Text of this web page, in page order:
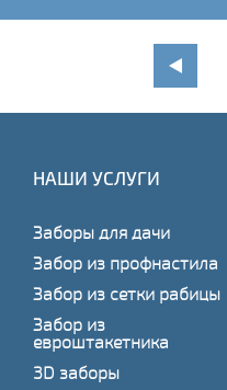
НАШИ УСЛУГИ
Заборы для дачи
Забор из профнастила
Забор из сетки рабицы
Забор из
евроштакетника
3D заборы